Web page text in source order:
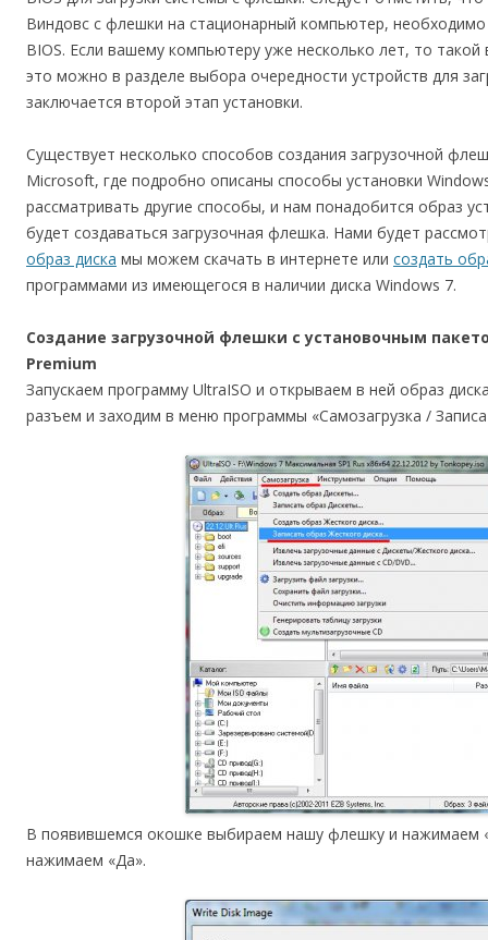
Виндовс с флешки на стационарный компьютер,
BIOS. Если вашему компьютеру уже несколько лет, то
это можно в разделе выбора очередности устройств для
заключается второй этап установки.
Существует несколько способов создания загрузочной
Microsoft, где подробно описаны способы установки
рассматривать другие способы, и нам понадобится образ
будет создаваться загрузочная флешка. Нами будет
образ диска мы можем скачать в интернете или создать
программами из имеющегося в наличии диска Windows 7.
Создание загрузочной флешки с установочным
Premium
Запускаем программу UltraISO и открываем в ней образ
разъем и заходим в меню программы «Самозагрузка /
В появившемся окошке выбираем нашу флешку и нажимаем
нажимаем «Да».